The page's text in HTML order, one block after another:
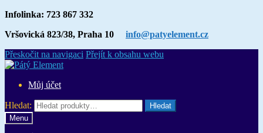
Infolinka: 723 867 332
Vršovická 823/38, Praha 10 info@patyelement.cz
Přeskočit na navigaci Přejít k obsahu webu
Můj účet
Hledat:
Hledat
Menu